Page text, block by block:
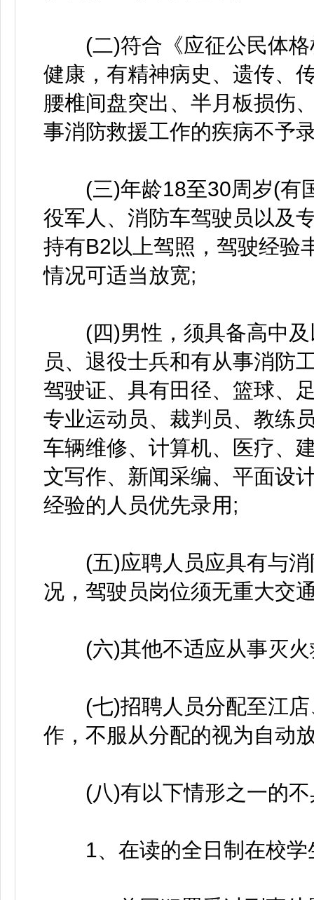
(二)符合《应征公民体格
健康，有精神病史、遗传、
腰椎间盘突出、半月板损伤
事消防救援工作的疾病不予
(三)年龄18至30周岁(有
役军人、消防车驾驶员以及
持有B2以上驾照，驾驶经验
情况可适当放宽;
(四)男性，须具备高中及
员、退役士兵和有从事消防
驾驶证、具有田径、篮球、
专业运动员、裁判员、教练
车辆维修、计算机、医疗、
文写作、新闻采编、平面设
经验的人员优先录用;
(五)应聘人员应具有与消
况，驾驶员岗位须无重大交
(六)其他不适应从事灭火
(七)招聘人员分配至江店
作，不服从分配的视为自动
(八)有以下情形之一的不
1、在读的全日制在校学